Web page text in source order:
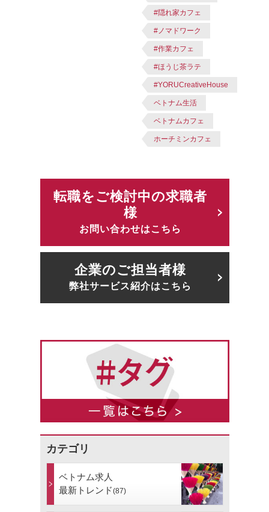
#隠れ家カフェ
#ノマドワーク
#作業カフェ
#ほうじ茶ラテ
#YORUCreativeHouse
ベトナム生活
ベトナムカフェ
ホーチミンカフェ
転職をご検討中の求職者
様
お問い合わせはこちら
企業のご担当者様
弊社サービス紹介はこちら
カテゴリ
ベトナム求人
最新トレンド(87)